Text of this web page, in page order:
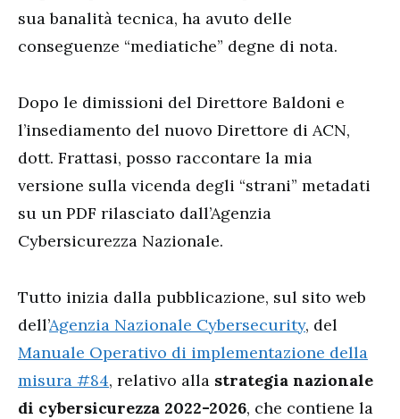
sua banalità tecnica, ha avuto delle
conseguenze “mediatiche” degne di nota.
Dopo le dimissioni del Direttore Baldoni e
l’insediamento del nuovo Direttore di ACN,
dott. Frattasi, posso raccontare la mia
versione sulla vicenda degli “strani” metadati
su un PDF rilasciato dall’Agenzia
Cybersicurezza Nazionale.
Tutto inizia dalla pubblicazione, sul sito web
dell’Agenzia Nazionale Cybersecurity, del
Manuale Operativo di implementazione della
misura #84, relativo alla strategia nazionale
di cybersicurezza 2022-2026, che contiene la